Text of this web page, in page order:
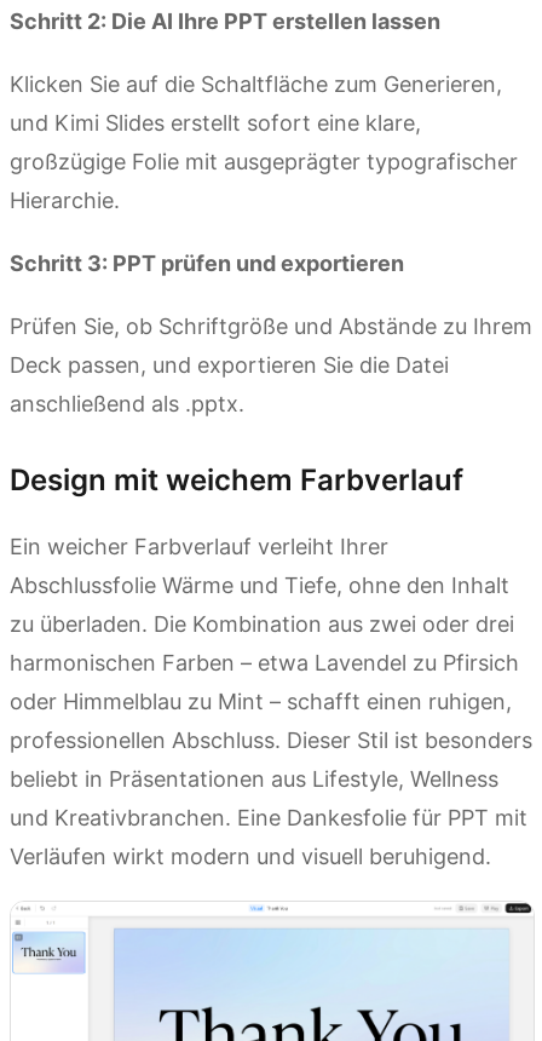
Schritt 2: Die AI Ihre PPT erstellen lassen
Klicken Sie auf die Schaltfläche zum Generieren,
und Kimi Slides erstellt sofort eine klare,
großzügige Folie mit ausgeprägter typografischer
Hierarchie.
Schritt 3: PPT prüfen und exportieren
Prüfen Sie, ob Schriftgröße und Abstände zu Ihrem
Deck passen, und exportieren Sie die Datei
anschließend als .pptx.
Design mit weichem Farbverlauf
Ein weicher Farbverlauf verleiht Ihrer
Abschlussfolie Wärme und Tiefe, ohne den Inhalt
zu überladen. Die Kombination aus zwei oder drei
harmonischen Farben – etwa Lavendel zu Pfirsich
oder Himmelblau zu Mint – schafft einen ruhigen,
professionellen Abschluss. Dieser Stil ist besonders
beliebt in Präsentationen aus Lifestyle, Wellness
und Kreativbranchen. Eine Dankesfolie für PPT mit
Verläufen wirkt modern und visuell beruhigend.